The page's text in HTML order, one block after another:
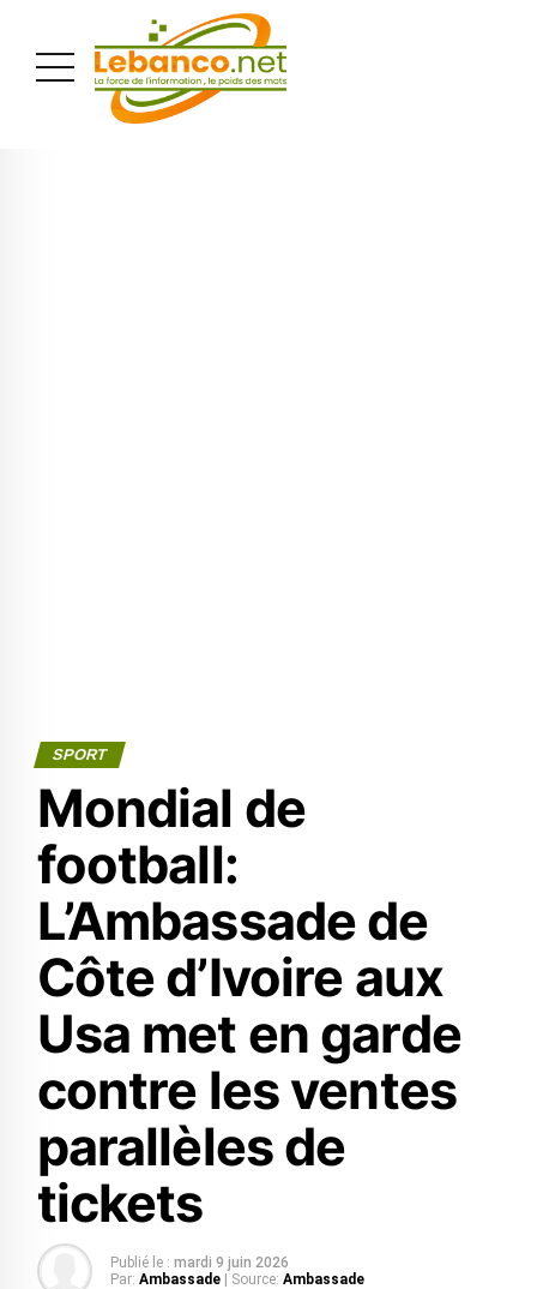
SPORT
Mondial de
football:
L’Ambassade de
Côte d’Ivoire aux
Usa met en garde
contre les ventes
parallèles de
tickets
Publié le : mardi 9 juin 2026
Par: Ambassade | Source: Ambassade